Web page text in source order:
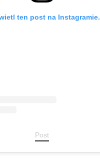
ten post na Instagramie.
Post